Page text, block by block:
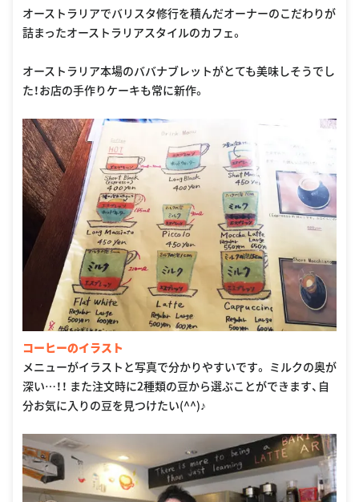
オーストラリアでバリスタ修行を積んだオーナーのこだわりが
詰まったオーストラリアスタイルのカフェ。
オーストラリア本場のババナブレットがとても美味しそうでし
た！お店の手作りケーキも常に新作。
コーヒーのイラスト
メニューがイラストと写真で分かりやすいです。 ミルクの奥が
深い…！！ また注文時に2種類の豆から選ぶことができます、自
分お気に入りの豆を見つけたい(^^)♪